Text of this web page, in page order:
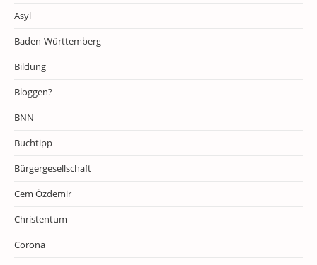
Asyl
Baden-Württemberg
Bildung
Bloggen?
BNN
Buchtipp
Bürgergesellschaft
Cem Özdemir
Christentum
Corona